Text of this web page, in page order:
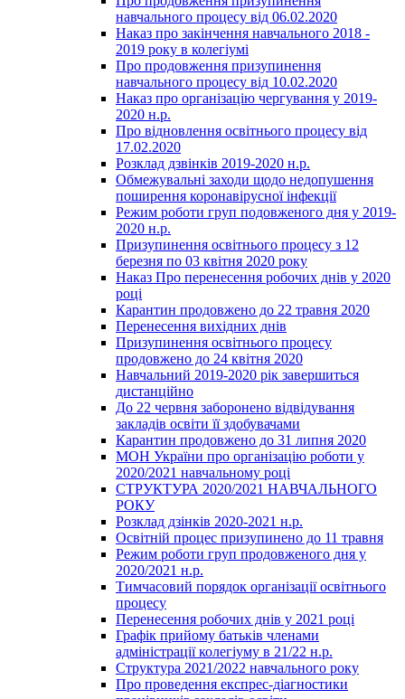
навчального процесу від 06.02.2020
Наказ про закінчення навчального 2018 -
2019 року в колегіумі
Про продовження призупинення
навчального процесу від 10.02.2020
Наказ про організацію чергування у 2019-
2020 н.р.
Про відновлення освітнього процесу від
17.02.2020
Розклад дзвінків 2019-2020 н.р.
Обмежувальні заходи щодо недопушення
поширення коронавірусної інфекції
Режим роботи груп подовженого дня у 2019-
2020 н.р.
Призупинення освітнього процесу з 12
березня по 03 квітня 2020 року
Наказ Про перенесення робочих днів у 2020
році
Карантин продовжено до 22 травня 2020
Перенесення вихідних днів
Призупинення освітнього процесу
продовжено до 24 квітня 2020
Навчальний 2019-2020 рік завершиться
дистанційно
До 22 червня заборонено відвідування
закладів освіти її здобувачами
Карантин продовжено до 31 липня 2020
МОН України про організацію роботи у
2020/2021 навчальному році
СТРУКТУРА 2020/2021 НАВЧАЛЬНОГО
РОКУ
Розклад дзінків 2020-2021 н.р.
Освітній процес призупинено до 11 травня
Режим роботи груп продовженого дня у
2020/2021 н.р.
Тимчасовий порядок організації освітнього
процесу
Перенесення робочих днів у 2021 році
Графік прийому батьків членами
адміністрації колегіуму в 21/22 н.р.
Структура 2021/2022 навчального року
Про проведення експрес-діагностики